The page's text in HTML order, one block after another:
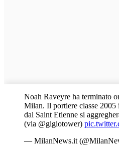
Noah Raveyre ha terminato
Milan. Il portiere classe 2005
dal Saint Etienne si
(via @gigiotower)
— MilanNews.it